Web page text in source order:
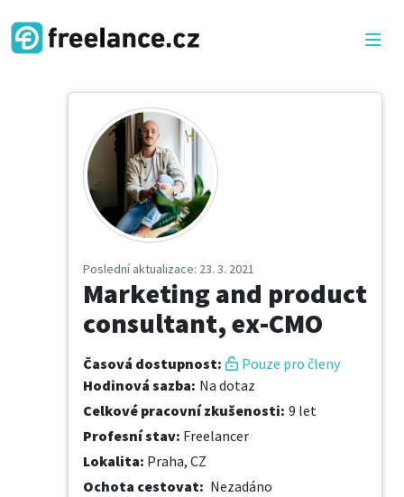
Poslední aktualizace: 23. 3. 2021
Marketing and product
consultant, ex-CMO
Časová dostupnost:
Pouze pro členy
Hodinová sazba: Na dotaz
Celkové pracovní zkušenosti: 9 let
Profesní stav: Freelancer
Lokalita: Praha, CZ
Ochota cestovat: Nezadáno